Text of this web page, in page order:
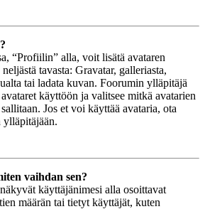
“Profiilin” alla, voit lisätä avataren
tavasta: Gravatar, galleriasta,
tai ladata kuvan. Foorumin ylläpitäjä
käyttöön ja valitsee mitkä avatarien
Jos et voi käyttää avataria, ota
vaihdan sen?
käyttäjänimesi alla osoittavat
määrän tai tietyt käyttäjät, kuten